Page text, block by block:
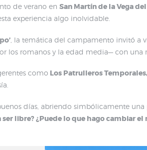
de verano en San Martín de la Vega
experiencia algo inolvidable.
, la temática del campamento invitó a
los romanos y la edad media— con una
como Los Patrulleros
días, abriendo simbólicamente
libre? ¿Puede lo que hago cambiar el